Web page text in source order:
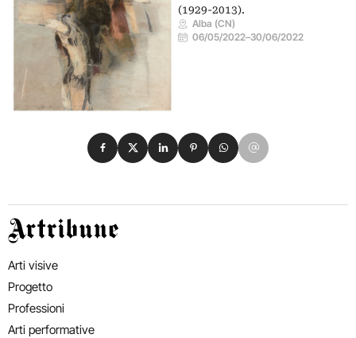
(1929-2013).
Alba (CN)
06/05/2022–30/06/2022
Condividi su Facebook
Condividi su X
Condividi su LinkedIn
Condividi su Pinterest
Condividi su WhatsApp
Condividi su Email
Artribune
Arti visive
Progetto
Professioni
Arti performative